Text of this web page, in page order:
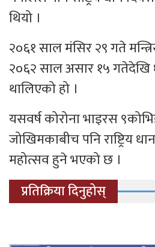
थियो ।
२०६१ साल मंसिर २९ गते
२०६२ साल असार १५ गतेदेखि
थालिएको हो ।
यसवर्ष कोरोना भाइरस
जोखिमकाबीच पनि राष्ट्रिय
महोत्सव हुने भएको छ ।
प्रतिक्रिया दिनुहोस्